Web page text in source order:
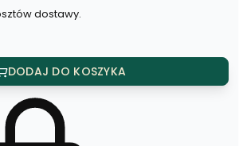
dostawy.
DODAJ DO KOSZYKA